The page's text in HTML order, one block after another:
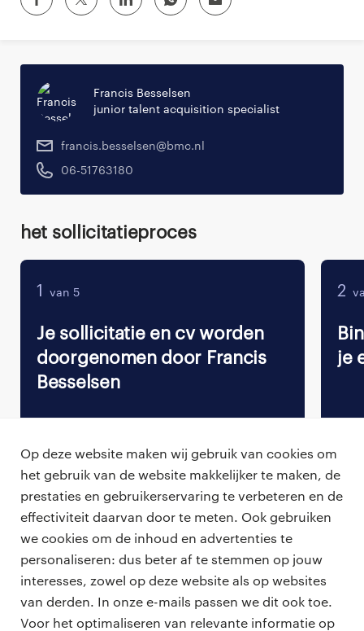
Op deze website maken wij gebruik van cookies om
het gebruik van de website makkelijker te maken, de
prestaties en gebruikerservaring te verbeteren en de
effectiviteit daarvan door te meten. Ook gebruiken
we cookies om de inhoud en advertenties te
personaliseren: dus beter af te stemmen op jouw
interesses, zowel op deze website als op websites
van derden. In onze e-mails passen we dit ook toe.
Voor het optimaliseren van relevante informatie op
Francis Besselsen
junior talent acquisition specialist
francis.besselsen@bmc.nl
06-51763180
Het sollicitatieproces
1 van 5
Je sollicitatie en cv worden
doorgenomen door Francis
Besselsen
2
je
Terug naar vacature overzicht
professionals
vacatures
voor opdrachtgevers